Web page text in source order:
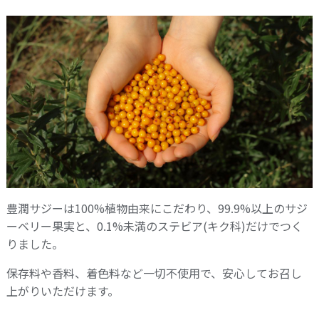
豊潤サジーは100%植物由来にこだわり、99.9%以上のサジ
ーベリー果実と、0.1%未満のステビア(キク科)だけでつく
りました。
保存料や香料、着色料など一切不使用で、安心してお召し
上がりいただけます。